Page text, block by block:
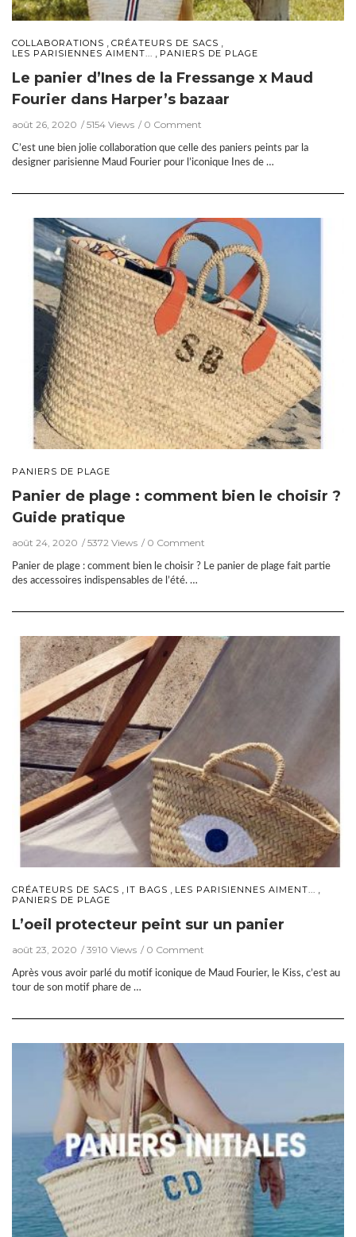
COLLABORATIONS CRÉATEURS DE SACS
LES PARISIENNES AIMENT... PANIERS DE PLAGE
Le panier d’Ines de la Fressange x Maud
Fourier dans Harper’s bazaar
août 26, 2020 5154 Views 0 Comment
C’est une bien jolie collaboration que celle des paniers peints par la
designer parisienne Maud Fourier pour l’iconique Ines de …
PANIERS DE PLAGE
Panier de plage : comment bien le choisir ?
Guide pratique
août 24, 2020 5372 Views 0 Comment
Panier de plage : comment bien le choisir ? Le panier de plage fait partie
des accessoires indispensables de l’été. …
CRÉATEURS DE SACS , IT BAGS , LES PARISIENNES AIMENT... ,
PANIERS DE PLAGE
L’oeil protecteur peint sur un panier
août 23, 2020 3910 Views 0 Comment
Après vous avoir parlé du motif iconique de Maud Fourier, le Kiss, c’est au
tour de son motif phare de …